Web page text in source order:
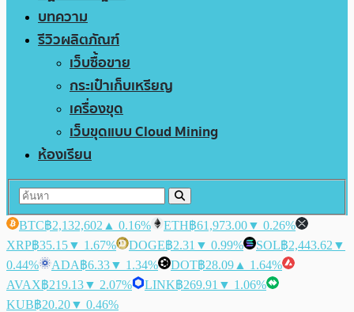
บทความ
รีวิวผลิตภัณฑ์
เว็บซื้อขาย
กระเป๋าเก็บเหรียญ
เครื่องขุด
เว็บขุดแบบ Cloud Mining
ห้องเรียน
BTC฿2,132,602 ▲ 0.16% ETH฿61,973.00▼ 0.26%
XRP฿35.15▼ 1.67% DOGE฿2.31 ▼ 0.99% SOL฿2,443.62 ▼
0.44%
ADA฿6.33▼ 1.34% DOT฿28.09 ▲ 1.64%
AVAX฿219.13▼ 2.07% LINK฿269.91 ▼ 1.06%
KUB฿20.20▼ 0.46%